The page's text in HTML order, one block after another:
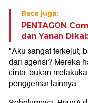
Baca juga:
PENTAGON
dan Yanan
"Aku sangat terkejut,
dari agensi? Mereka
cinta, bukan
penggemar lainnya.